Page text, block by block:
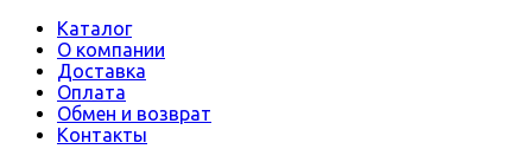
Каталог
О компании
Доставка
Оплата
Обмен и возврат
Контакты